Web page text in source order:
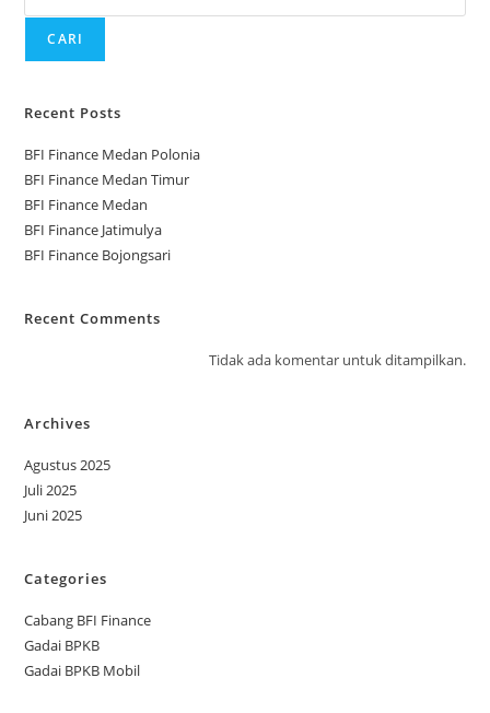
CARI
Recent Posts
BFI Finance Medan Polonia
BFI Finance Medan Timur
BFI Finance Medan
BFI Finance Jatimulya
BFI Finance Bojongsari
Recent Comments
Tidak ada komentar untuk ditampilkan.
Archives
Agustus 2025
Juli 2025
Juni 2025
Categories
Cabang BFI Finance
Gadai BPKB
Gadai BPKB Mobil